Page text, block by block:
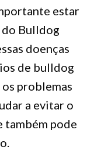
estar
do Bulldog
doenças
de bulldog
problemas
a evitar o
também pode